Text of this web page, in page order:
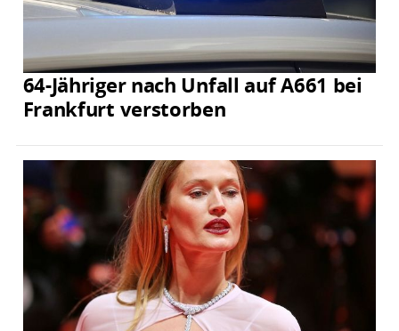
64-Jähriger nach Unfall auf A661 bei
Frankfurt verstorben